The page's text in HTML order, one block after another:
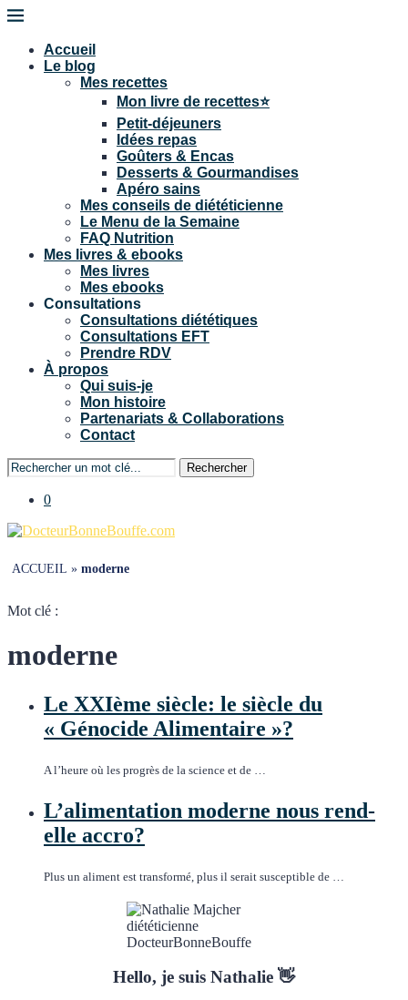
Accueil
Le blog
Mes recettes
Mon livre de recettes⭐
Petit-déjeuners
Idées repas
Goûters & Encas
Desserts & Gourmandises
Apéro sains
Mes conseils de diététicienne
Le Menu de la Semaine
FAQ Nutrition
Mes livres & ebooks
Mes livres
Mes ebooks
Consultations
Consultations diététiques
Consultations EFT
Prendre RDV
À propos
Qui suis-je
Mon histoire
Partenariats & Collaborations
Contact
Rechercher
0
ACCUEIL » moderne
Mot clé :
moderne
Le XXIème siècle: le siècle du
« Génocide Alimentaire »?
A l’heure où les progrès de la science et de …
L’alimentation moderne nous rend-
elle accro?
Plus un aliment est transformé, plus il serait susceptible de …
Hello, je suis Nathalie 👋